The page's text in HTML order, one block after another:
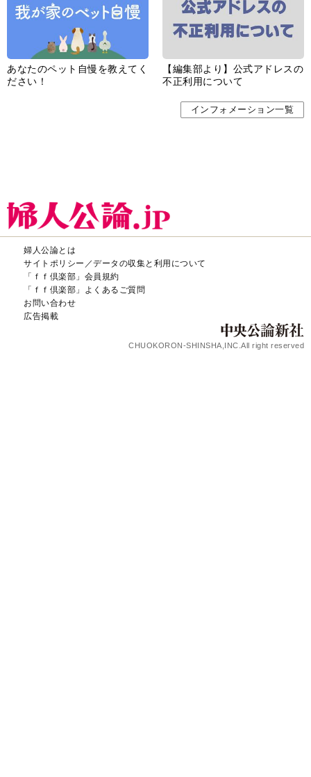
あなたのペット自慢を教えてく
ださい！
【編集部より】公式アドレスの
不正利用について
インフォメーション一覧
婦人公論とは
サイトポリシー／データの収集と利用について
「ｆｆ倶楽部」会員規約
「ｆｆ倶楽部」よくあるご質問
お問い合わせ
広告掲載
CHUOKORON-SHINSHA,INC.All right reserved